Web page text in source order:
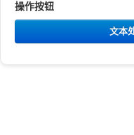
操作按钮
文本